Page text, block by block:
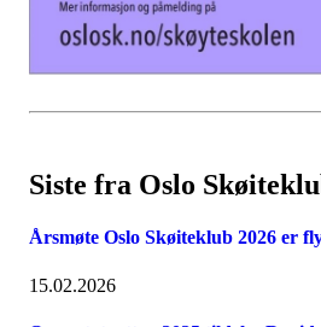
Siste fra Oslo
Årsmøte Oslo Skøiteklub 2026 er
15.02.2026